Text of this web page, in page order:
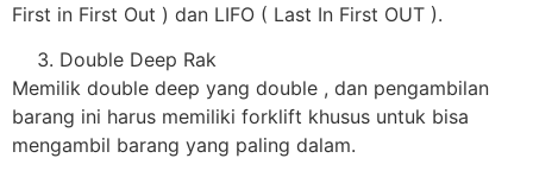
First in First Out ) dan LIFO ( Last In First OUT ).
Double Deep Rak
Memilik double deep yang double , dan pengambilan
barang ini harus memiliki forklift khusus untuk bisa
mengambil barang yang paling dalam.